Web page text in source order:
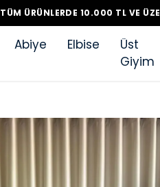
TÜM ÜRÜNLERDE 10.000 TL VE
Abiye Elbise
Üst
Giyim